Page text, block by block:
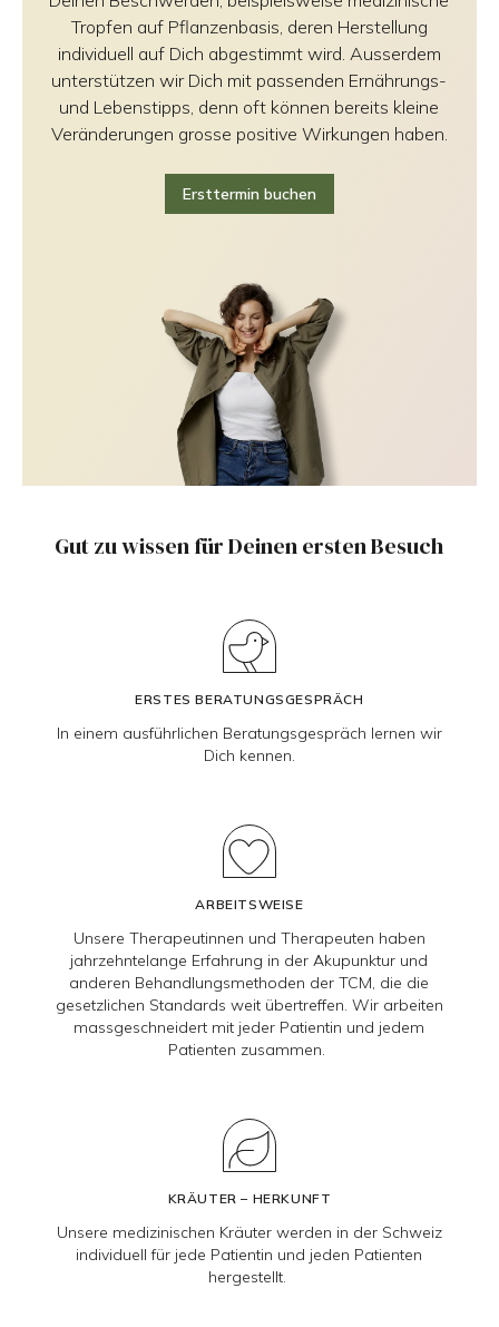
Tropfen auf Pflanzenbasis, deren Herstellung
individuell auf Dich abgestimmt wird. Ausserdem
unterstützen wir Dich mit passenden Ernährungs-
und Lebenstipps, denn oft können bereits kleine
Veränderungen grosse positive Wirkungen haben.
Ersttermin buchen
Gut zu wissen für Deinen ersten Besuch
ERSTES BERATUNGSGESPRÄCH
In einem ausführlichen Beratungsgespräch lernen wir
Dich kennen.
ARBEITSWEISE
Unsere Therapeutinnen und Therapeuten haben
jahrzehntelange Erfahrung in der Akupunktur und
anderen Behandlungsmethoden der TCM, die die
gesetzlichen Standards weit übertreffen. Wir arbeiten
massgeschneidert mit jeder Patientin und jedem
Patienten zusammen.
KRÄUTER – HERKUNFT
Unsere medizinischen Kräuter werden in der Schweiz
individuell für jede Patientin und jeden Patienten
hergestellt.